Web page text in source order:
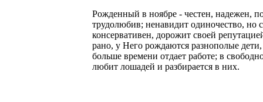
Рожденный в ноябре - честен, надежен,
трудолюбив; ненавидит одиночество, но
консервативен, дорожит своей
рано, у Него рождаются разнополые
больше времени отдает работе; в
любит лошадей и разбирается в них.